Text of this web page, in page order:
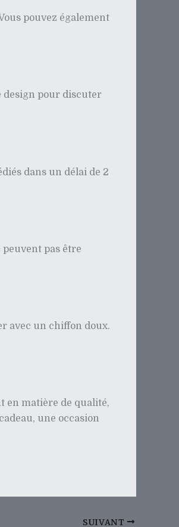
pouvez également
design pour discuter
dans un délai de 2
pas être
avec un chiffon doux.
en matière de qualité,
une occasion
SUIVANT